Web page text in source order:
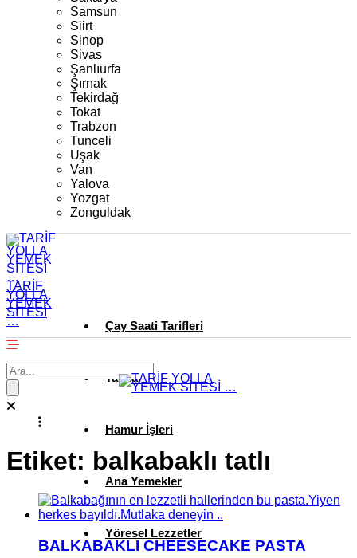
Samsun
Siirt
Sinop
Sivas
Şanlıurfa
Şırnak
Tekirdağ
Tokat
Trabzon
Tunceli
Uşak
Van
Yalova
Yozgat
Zonguldak
TARİF
YOLLA
YEMEK
SİTESİ
… Çay Saati Tarifleri
Tatlılar
Hamur İşleri
Ana Yemekler
Yöresel Lezzetler
Etiket: balkabaklı tatlı
BALKABAKLI CHEESECAKE PASTA